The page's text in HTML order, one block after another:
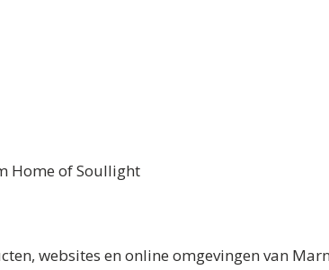
Home of Soullight
websites en online omgevingen van